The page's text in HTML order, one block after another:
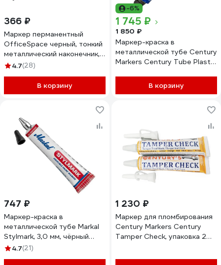
366 ₽
Маркер перманентный
OfficeSpace черный, тонкий
металлический наконечник,
0,5мм, 12 шт. 270905
4.7(28)
В корзину
-6%
1 745 ₽
1 850 ₽
Маркер-краска в
металлической тубе Century
Markers Century Tube Plastic
шт, черный CM99011-10
В корзину
747 ₽
Маркер-краска в
металлической тубе Markal
Stylmark, 3,0 мм, чёрный
96655
4.7(21)
1 230 ₽
Маркер для пломбирования
Century Markers Century
Tamper Check, упаковка 2